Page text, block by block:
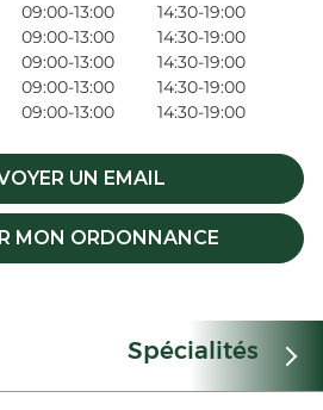
09:00-13:00
14:30-19:00
09:00-13:00
14:30-19:00
09:00-13:00
14:30-19:00
09:00-13:00
14:30-19:00
09:00-13:00 14:30-19:00
UN EMAIL
MON ORDONNANCE
Spécialités